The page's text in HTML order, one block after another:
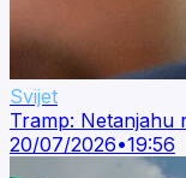
Svijet
Tramp: Netanjahu
20/07/2026•19:56